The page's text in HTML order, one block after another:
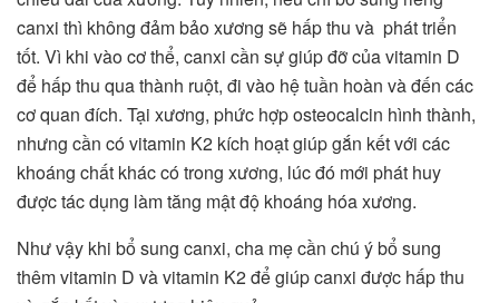
canxi thì không đảm bảo xương sẽ hấp thu và phát triển
tốt. Vì khi vào cơ thể, canxi cần sự giúp đỡ của vitamin D
để hấp thu qua thành ruột, đi vào hệ tuần hoàn và đến các
cơ quan đích. Tại xương, phức hợp osteocalcin hình thành,
nhưng cần có vitamin K2 kích hoạt giúp gắn kết với các
khoáng chất khác có trong xương, lúc đó mới phát huy
được tác dụng làm tăng mật độ khoáng hóa xương.
Như vậy khi bổ sung canxi, cha mẹ cần chú ý bổ sung
thêm vitamin D và vitamin K2 để giúp canxi được hấp thu